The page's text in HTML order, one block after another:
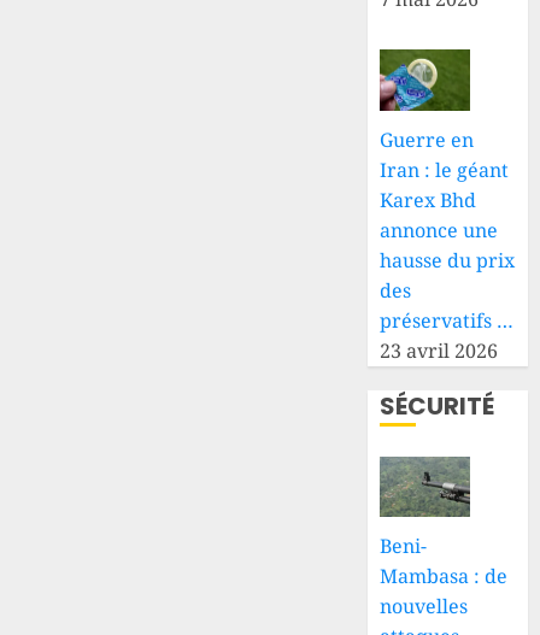
Guerre en
Iran : le géant
Karex Bhd
annonce une
hausse du prix
des
préservatifs …
23 avril 2026
SÉCURITÉ
Beni-
Mambasa : de
nouvelles